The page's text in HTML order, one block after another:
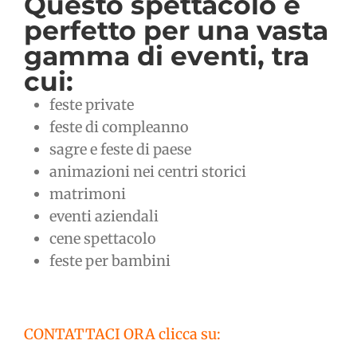
perfetto per una vasta
gamma di eventi, tra
cui:
feste private
feste di compleanno
sagre e feste di paese
animazioni nei centri storici
matrimoni
eventi aziendali
cene spettacolo
feste per bambini
CONTATTACI ORA clicca su: